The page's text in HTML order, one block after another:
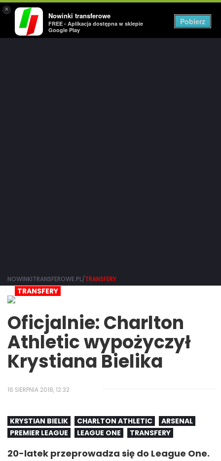
×
Nowinki transferowe
FREE - Aplikacja dostępna w sklepie
Google Play
Pobierz
NOWINKITRANSFEROWE.PL/TRANSFERY
TRANSFERY
Oficjalnie: Charlton
Athletic wypożyczył
Krystiana Bielika
16 SIERPNIA 2018, 12:32
KRYSTIAN BIELIK CHARLTON ATHLETIC
ARSENAL
PREMIER LEAGUE
LEAGUE ONE TRANSFERY
20-latek przeprowadza się do League One.